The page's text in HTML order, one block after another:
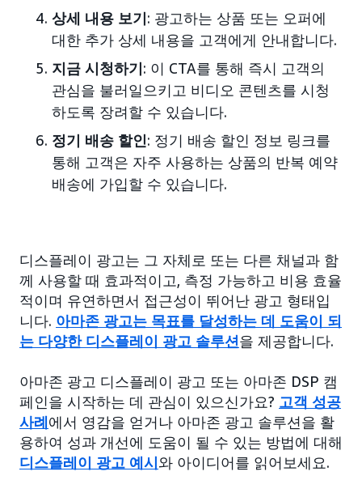
상세 내용 보기: 광고하는 상품 또는 오퍼에
대한 추가 상세 내용을 고객에게 안내합니다.
지금 시청하기: 이 CTA를 통해 즉시 고객의
관심을 불러일으키고 비디오 콘텐츠를 시청
하도록 장려할 수 있습니다.
정기 배송 할인: 정기 배송 할인 정보 링크를
통해 고객은 자주 사용하는 상품의 반복 예약
배송에 가입할 수 있습니다.
디스플레이 광고는 그 자체로 또는 다른 채널과 함
께 사용할 때 효과적이고, 측정 가능하고 비용 효율
적이며 유연하면서 접근성이 뛰어난 광고 형태입
니다. 아마존 광고는 목표를 달성하는 데 도움이 되
는 다양한 디스플레이 광고 솔루션을 제공합니다.
아마존 광고 디스플레이 광고 또는 아마존 DSP 캠
페인을 시작하는 데 관심이 있으신가요? 고객 성공
사례에서 영감을 얻거나 아마존 광고 솔루션을 활
용하여 성과 개선에 도움이 될 수 있는 방법에 대해
디스플레이 광고 예시와 아이디어를 읽어보세요.